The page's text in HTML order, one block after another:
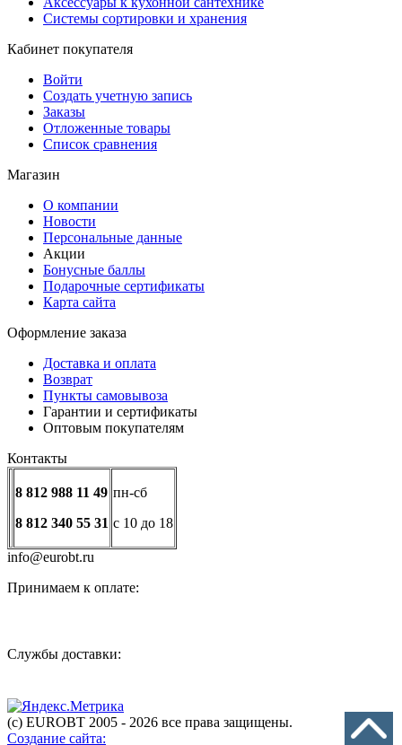
Системы сортировки и хранения
Кабинет покупателя
Войти
Создать учетную запись
Заказы
Отложенные товары
Список сравнения
Магазин
О компании
Новости
Персональные данные
Акции
Бонусные баллы
Подарочные сертификаты
Карта сайта
Оформление заказа
Доставка и оплата
Возврат
Пункты самовывоза
Гарантии и сертификаты
Оптовым покупателям
Контакты
8 812 988 11 49
8 812 340 55 31
пн-сб
с 10 до 18
info@eurobt.ru
Принимаем к оплате:
Службы доставки:
(с) EUROBT 2005 - 2026 все права защищены.
Создание сайта: